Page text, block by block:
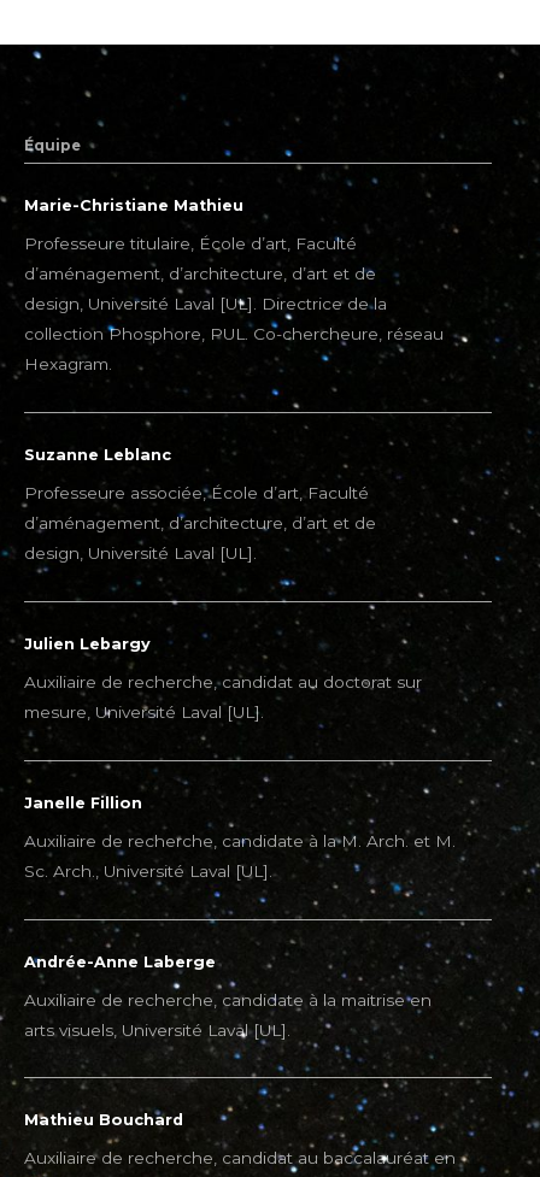
Équipe
Marie-Christiane Mathieu
Professeure titulaire, École d’art, Faculté
d’aménagement, d’architecture, d’art et de
design, Université Laval [UL]. Directrice de la
collection Phosphore, PUL. Co-chercheure, réseau
Hexagram.
Suzanne Leblanc
Professeure associée, École d’art, Faculté
d’aménagement, d’architecture, d’art et de
design, Université Laval [UL].
Julien Lebargy
Auxiliaire de recherche, candidat au doctorat sur
mesure, Université Laval [UL].
Janelle Fillion
Auxiliaire de recherche, candidate à la M. Arch. et M.
Sc. Arch., Université Laval [UL].
Andrée-Anne Laberge
Auxiliaire de recherche, candidate à la maitrise en
arts visuels, Université Laval [UL].
Mathieu Bouchard
Auxiliaire de recherche, candidat au baccalauréat en